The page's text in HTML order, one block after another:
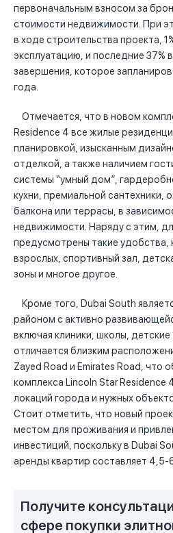
первоначальным взносом за
стоимости недвижимости. При
в ходе строительства проекта,
эксплуатацию, и последние 37%
завершения, которое
года.
Отмечается, что в новом
Residence 4 все жилые
планировкой, изысканным
отделкой, а также наличием
системы “умный дом”,
кухни, премиальной сантехники,
балкона или террасы, в
недвижимости. Наряду с этим,
предусмотрены такие удобства,
взрослых, спортивный зал,
зоны и многое другое.
Кроме того, Dubai South
районом с активно
включая клиники, школы,
отличается близким
Zayed Road и Emirates Road, что
комплекса Lincoln Star Residence
локаций города и нужных
Стоит отметить, что новый
местом для проживания и
инвестиций, поскольку в Dubai
аренды квартир составляет 4,5-
Получите
сфере покупки